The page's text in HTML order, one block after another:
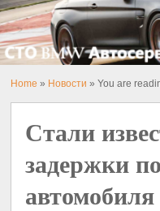
Home » Новости » You are
Стали
задержки